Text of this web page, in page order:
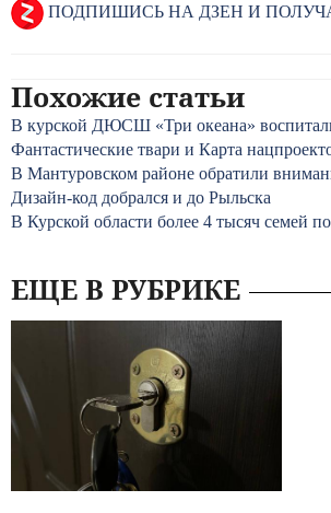
ПОДПИШИСЬ НА ДЗЕН И
Похожие статьи
В курской ДЮСШ «Три океана»
Фантастические твари и Карта
В Мантуровском районе обратили
Дизайн-код добрался и до Рыльска
В Курской области более 4 тысяч семей
ЕЩЕ В РУБРИКЕ